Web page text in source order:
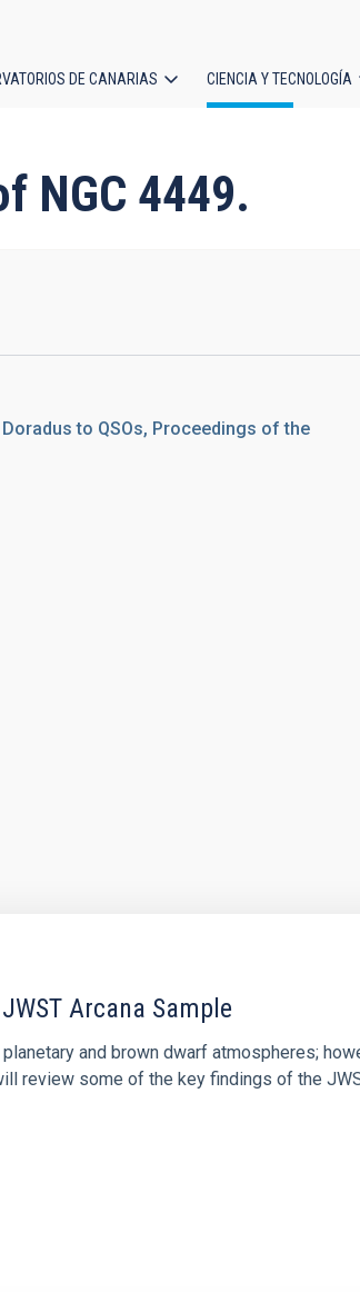
DE CANARIAS CIENCIA Y TECNOLOGÍA
NGC 4449.
to QSOs, Proceedings of the
Arcana Sample
and brown dwarf atmospheres;
review some of the key findings of the